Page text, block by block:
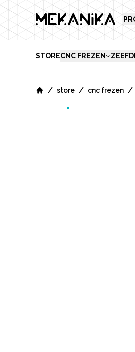
MEKANIKA
STORECNC FREZEN
/ store / cnc frezen /